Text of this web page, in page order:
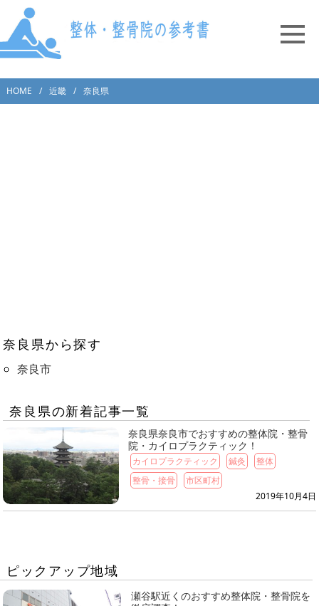
HOME 近畿 奈良県
奈良県から探す
奈良市
奈良県の新着記事一覧
奈良県奈良市でおすすめの整体院・整骨
院・カイロプラクティック！
カイロプラクティック 鍼灸
整体
整骨・接骨
市区町村
2019年10月4日
ピックアップ地域
瀬谷駅近くのおすすめ整体院・整骨院を